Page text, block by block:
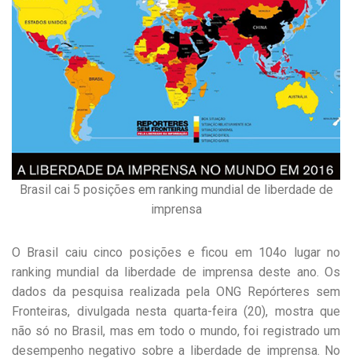
Brasil cai 5 posições em ranking mundial de liberdade de
imprensa
O Brasil caiu cinco posições e ficou em 104o lugar no
ranking mundial da liberdade de imprensa deste ano. Os
dados da pesquisa realizada pela ONG Repórteres sem
Fronteiras, divulgada nesta quarta-feira (20), mostra que
não só no Brasil, mas em todo o mundo, foi registrado um
desempenho negativo sobre a liberdade de imprensa. No